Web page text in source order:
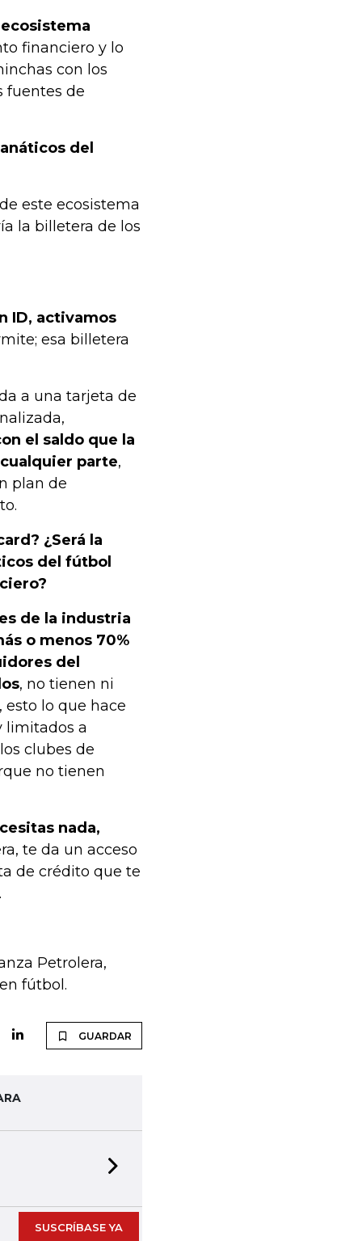
financiero y lo
con los
fuentes de
del
este ecosistema
la billetera de los
ID, activamos
esa billetera
a una tarjeta de
el saldo que la
parte,
plan de
¿Será la
del fútbol
de la industria
o menos 70%
del
, no tienen ni
lo que hace
limitados a
clubes de
no tienen
nada,
te da un acceso
de crédito que te
Petrolera,
fútbol.
GUARDAR
SUSCRÍBASE YA